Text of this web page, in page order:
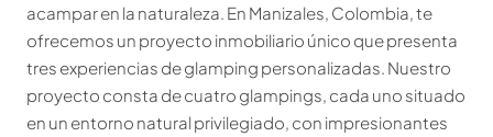
acampar en la naturaleza. En Manizales, Colombia, te
ofrecemos un proyecto inmobiliario único que presenta
tres experiencias de glamping personalizadas. Nuestro
proyecto consta de cuatro glampings, cada uno situado
en un entorno natural privilegiado, con impresionantes